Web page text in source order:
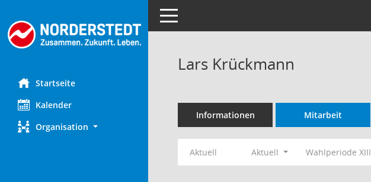
Startseite
Kalender
Organisation
Toggle navigation
Lars Krückmann
Informationen Mitarbeit
Aktuell Aktuell Wahlperiode XIII